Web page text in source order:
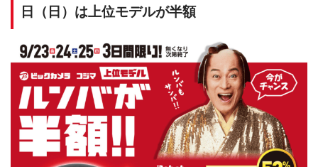
日（日）は上位モデルが半額